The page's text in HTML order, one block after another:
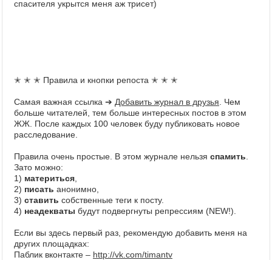
спасителя укрытся меня аж трисет)
✭ ✭ ✭ Правила и кнопки репоста ✭ ✭ ✭
Самая важная ссылка ➔ Добавить журнал в друзья . Чем
больше читателей, тем больше интересных постов в этом
ЖЖ. После каждых 100 человек буду публиковать новое
расследование.
Правила очень простые. В этом журнале нельзя спамить
Зато можно:
1) материться
2) писать анонимно,
3) ставить собственные теги к посту.
4) неадекваты будут подвергнуты репрессиям (NEW!).
Если вы здесь первый раз, рекомендую добавить меня на
других площадках:
Паблик вконтакте – http://vk.com/timantv